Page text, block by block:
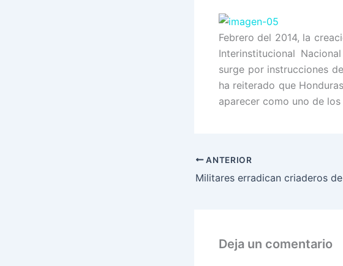
Febrero del 2014, la
Interinstitucional
surge por instrucciones
ha reiterado que
aparecer como uno de
ANTERIOR
Deja un comentario